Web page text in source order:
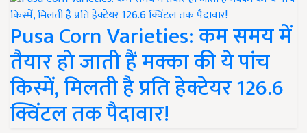
Pusa Corn Varieties: कम समय में
तैयार हो जाती हैं मक्का की ये पांच
किस्में, मिलती है प्रति हेक्टेयर 126.6
क्विंटल तक पैदावार!